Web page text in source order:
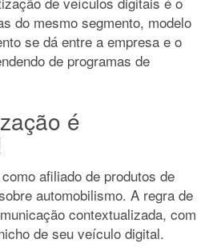
do mesmo segmento, modelo
se dá entre a empresa e o
de programas de
é
afiliado de produtos de
automobilismo. A regra de
contextualizada, com
de seu veículo digital.